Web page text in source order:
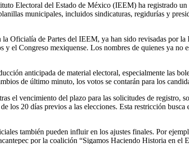
Electoral del Estado de México (IEEM) ha registrado
municipales, incluidos sindicaturas, regidurías y
la Oficialía de Partes del IEEM, ya han sido revisadas por
y el Congreso mexiquense. Los nombres de quienes ya
anticipada de material electoral, especialmente las
de último minuto, los votos se contarán para los
el vencimiento del plazo para las solicitudes de
los 20 días previos a las elecciones. Esta restricción
también pueden influir en los ajustes finales. Por
por la coalición “Sigamos Haciendo Historia en